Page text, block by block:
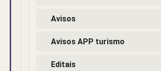
Avisos
Avisos APP turismo
Editais